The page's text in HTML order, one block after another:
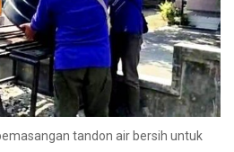
tandon air bersih untuk